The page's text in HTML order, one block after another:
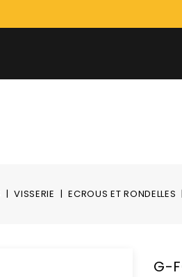
VISSERIE ECROUS ET RONDELLES
G-